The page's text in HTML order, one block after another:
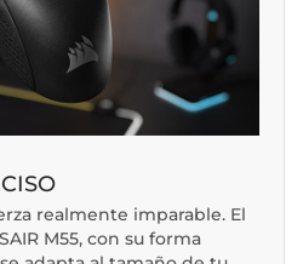
realmente imparable. El
M55, con su forma